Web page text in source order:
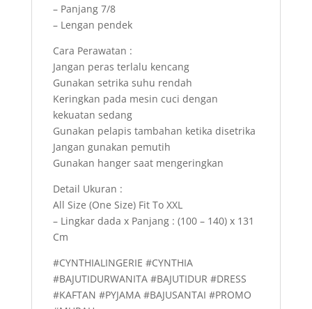
– Panjang 7/8
– Lengan pendek
Cara Perawatan :
Jangan peras terlalu kencang
Gunakan setrika suhu rendah
Keringkan pada mesin cuci dengan
kekuatan sedang
Gunakan pelapis tambahan ketika disetrika
Jangan gunakan pemutih
Gunakan hanger saat mengeringkan
Detail Ukuran :
All Size (One Size) Fit To XXL
– Lingkar dada x Panjang : (100 – 140) x 131
Cm
#CYNTHIALINGERIE #CYNTHIA
#BAJUTIDURWANITA #BAJUTIDUR #DRESS
#KAFTAN #PYJAMA #BAJUSANTAI #PROMO